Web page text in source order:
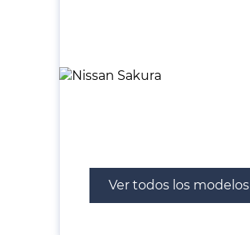
Ver todos los modelos